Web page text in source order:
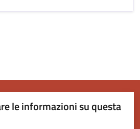
le informazioni su questa